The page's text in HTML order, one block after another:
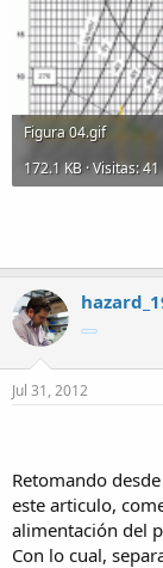
Figura 04.gif
172.1 KB · Visitas: 41
Jul 31, 2012
Retomando
este articulo,
alimentación del
Con lo cual,